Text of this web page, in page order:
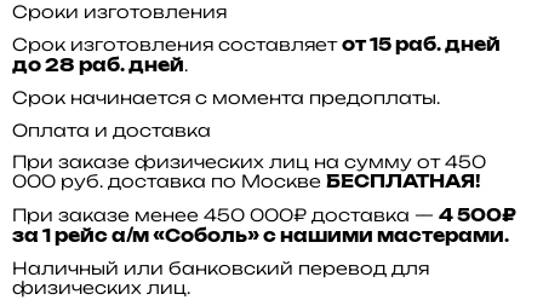
Сроки изготовления
Срок изготовления составляет от 15 раб. дней
до 28 раб. дней.
Срок начинается с момента предоплаты.
Оплата и доставка
При заказе физических лиц на сумму от 450
000 руб. доставка по Москве БЕСПЛАТНАЯ!
При заказе менее 450 000₽ доставка — 4 500₽
за 1 рейс а/м «Соболь» с нашими мастерами.
Наличный или банковский перевод для
физических лиц.